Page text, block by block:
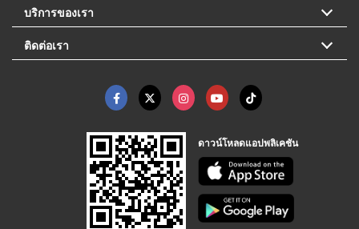
บริการของเรา
ติดต่อเรา
ดาวน์โหลดแอปพลิเคชัน